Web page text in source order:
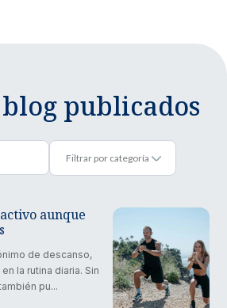
publicados
aunque
de descanso,
la rutina diaria. Sin
pu...